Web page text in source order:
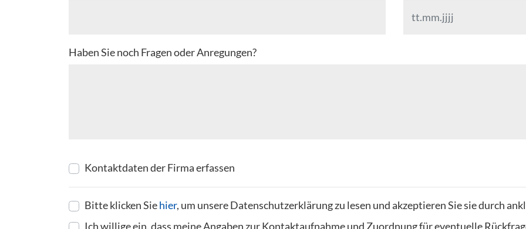
Haben Sie noch Fragen oder Anregungen?
Kontaktdaten der Firma erfassen
Bitte klicken Siehier, um unsere Datenschutzerklärung zu lesen und akzeptieren Sie sie durch
Ich willige ein, dass meine Angaben zur Kontaktaufnahme und Zuordnung für eventuelle